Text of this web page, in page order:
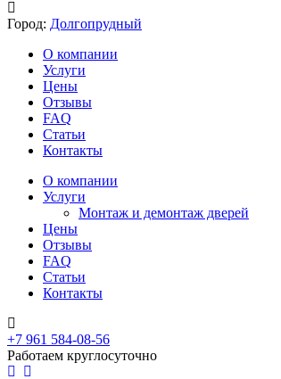
Город: Долгопрудный
О компании
Услуги
Цены
Отзывы
FAQ
Статьи
Контакты
О компании
Услуги
Монтаж и демонтаж дверей
Цены
Отзывы
FAQ
Статьи
Контакты
+7 961 584-08-56
Работаем круглосуточно